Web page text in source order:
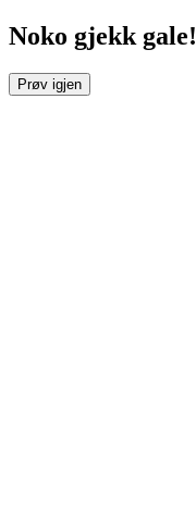
Noko gjekk gale!
Prøv igjen